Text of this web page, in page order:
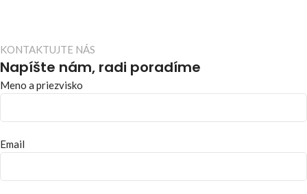
KONTAKTUJTE NÁS
Napíšte nám, radi poradíme
Meno a priezvisko
Email